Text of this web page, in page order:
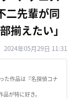
二先輩が同
揃えたい」
2024年05月29日 11:31
た作品は『名探偵コナ
が特に好き。